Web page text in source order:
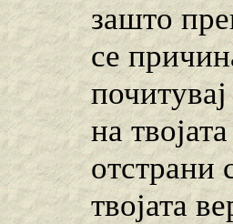
зашто
се
на
отстрани
твојата